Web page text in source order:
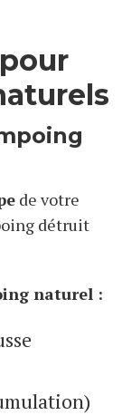
de votre
détruit
naturel :